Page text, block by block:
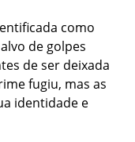
como
de golpes
de ser deixada
fugiu, mas as
identidade e